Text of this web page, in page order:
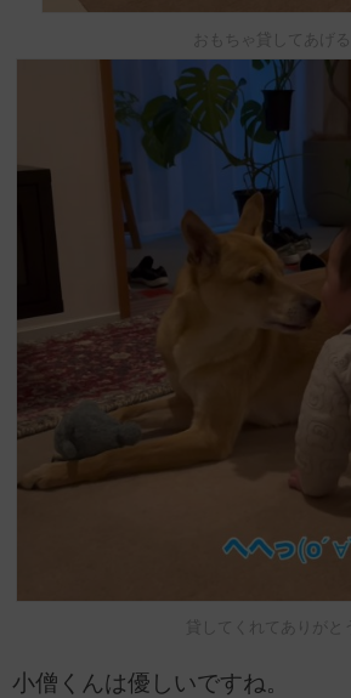
おもちゃ貸してあげる
貸してくれてありがとう
小僧くんは優しいですね。